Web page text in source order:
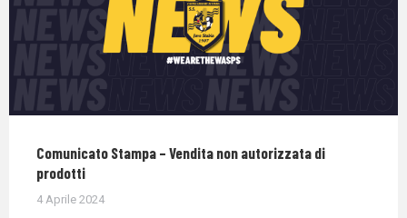
Comunicato Stampa – Vendita non autorizzata di
prodotti
4 Aprile 2024